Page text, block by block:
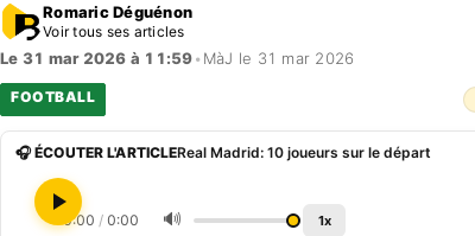
Romaric Déguénon
Voir tous ses articles
Le 31 mar 2026 à 11:59• MàJ le 31 mar 2026
FOOTBALL
🎧 ÉCOUTER L'ARTICLEReal Madrid: 10 joueurs sur le départ
0:00 / 0:00 🔊 1x